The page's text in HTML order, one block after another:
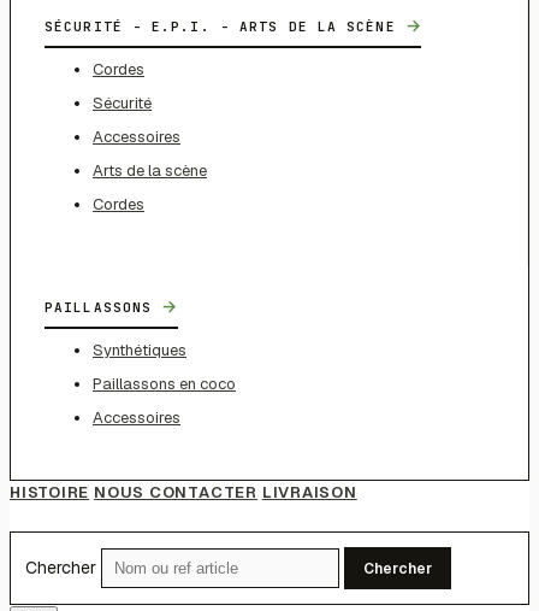
SÉCURITÉ - E.P.I. - ARTS DE LA SCÈNE →
Cordes
Sécurité
Accessoires
Arts de la scène
Cordes
PAILLASSONS →
Synthétiques
Paillassons en coco
Accessoires
HISTOIRE NOUS CONTACTER LIVRAISON
Chercher Chercher